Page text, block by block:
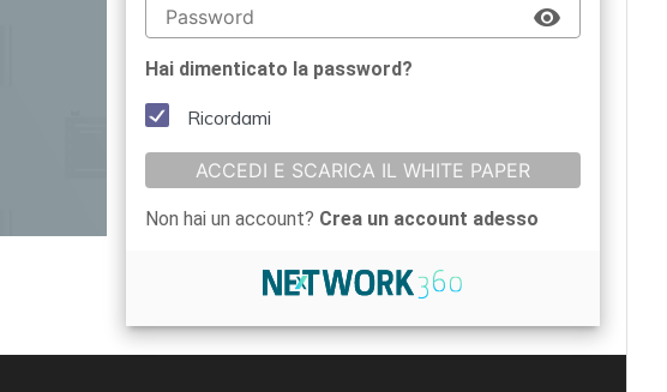
Hai dimenticato la password?
Ricordami
ACCEDI E SCARICA IL WHITE PAPER
Non hai un account? Crea un account adesso